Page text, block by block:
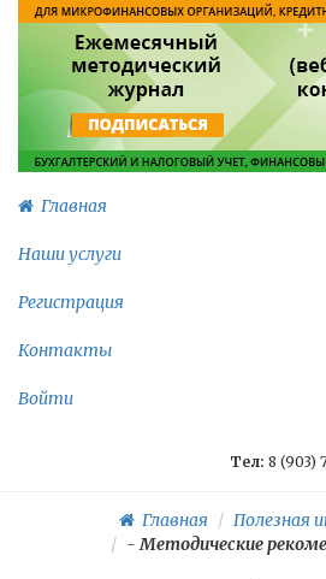
Главная
Наши услуги
Регистрация
Контакты
Войти
Тел: 8 (903)
Главная
Полезная
-Методические